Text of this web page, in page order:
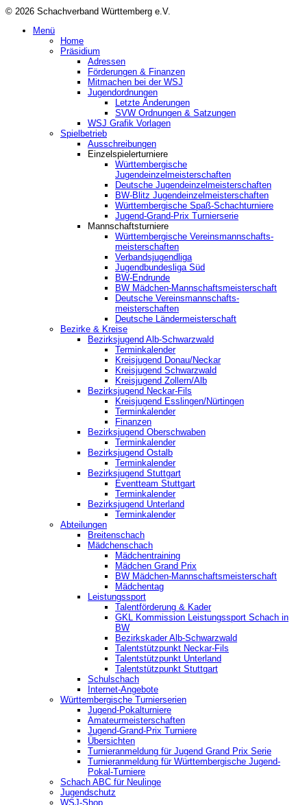
© 2026 Schachverband Württemberg e.V.
Menü
Home
Präsidium
Adressen
Förderungen & Finanzen
Mitmachen bei der WSJ
Jugendordnungen
Letzte Änderungen
SVW Ordnungen & Satzungen
WSJ Grafik Vorlagen
Spielbetrieb
Ausschreibungen
Einzelspielerturniere
Württembergische
Jugendeinzelmeisterschaften
Deutsche Jugendeinzelmeisterschaften
BW-Blitz Jugendeinzelmeisterschaften
Württembergische Spaß-Schachturniere
Jugend-Grand-Prix Turnierserie
Mannschaftsturniere
Württembergische Vereinsmannschafts-
meisterschaften
Verbandsjugendliga
Jugendbundesliga Süd
BW-Endrunde
BW Mädchen-Mannschaftsmeisterschaft
Deutsche Vereinsmannschafts-
meisterschaften
Deutsche Ländermeisterschaft
Bezirke & Kreise
Bezirksjugend Alb-Schwarzwald
Terminkalender
Kreisjugend Donau/Neckar
Kreisjugend Schwarzwald
Kreisjugend Zollern/Alb
Bezirksjugend Neckar-Fils
Kreisjugend ‎Esslingen/Nürtingen
Terminkalender
Finanzen
Bezirksjugend Oberschwaben
Terminkalender
Bezirksjugend Ostalb
Terminkalender
Bezirksjugend Stuttgart
‎Eventteam Stuttgart
Terminkalender
Bezirksjugend Unterland
Terminkalender
Abteilungen
Breitenschach
Mädchenschach
Mädchentraining
Mädchen Grand Prix
BW Mädchen-Mannschaftsmeisterschaft
Mädchentag
Leistungssport
Talentförderung & Kader
GKL Kommission Leistungssport Schach in
BW
Bezirkskader Alb-Schwarzwald
Talentstützpunkt Neckar-Fils
Talentstützpunkt Unterland
Talentstützpunkt Stuttgart
Schulschach
Internet-Angebote
Württembergische Turnierserien
Jugend-Pokalturniere
Amateurmeisterschaften
Jugend-Grand-Prix Turniere
Übersichten
Turnieranmeldung für Jugend Grand Prix Serie
Turnieranmeldung für Württembergische Jugend-
Pokal-Turniere
Schach ABC für Neulinge
Jugendschutz
WSJ-Shop